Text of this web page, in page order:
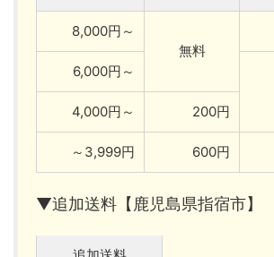
8,000円～
無料
6,000円～
4,000円～
200円
～3,999円 600円
▼追加送料【鹿児島県指宿市】